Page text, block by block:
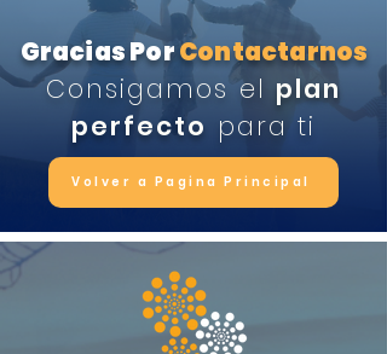
Gracias PorContactarnos
Consigamos el plan
perfecto para ti
Volver a Pagina Principal